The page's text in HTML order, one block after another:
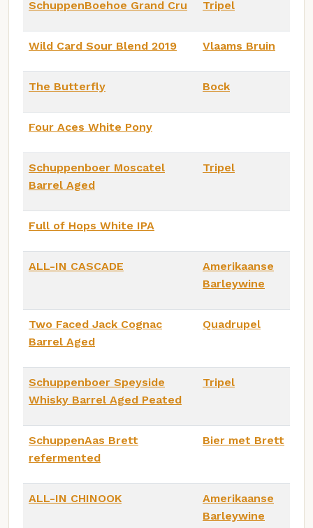
SchuppenBoehoe Grand Cru Tripel
Wild Card Sour Blend 2019 Vlaams Bruin
The Butterfly Bock
Four Aces White Pony
Schuppenboer Moscatel
Barrel Aged
Tripel
Full of Hops White IPA
ALL-IN CASCADE
Amerikaanse
Barleywine
Two Faced Jack Cognac
Barrel Aged
Quadrupel
Schuppenboer Speyside
Whisky Barrel Aged Peated
Tripel
SchuppenAas Brett
refermented
Bier met Brett
ALL-IN CHINOOK
Amerikaanse
Barleywine